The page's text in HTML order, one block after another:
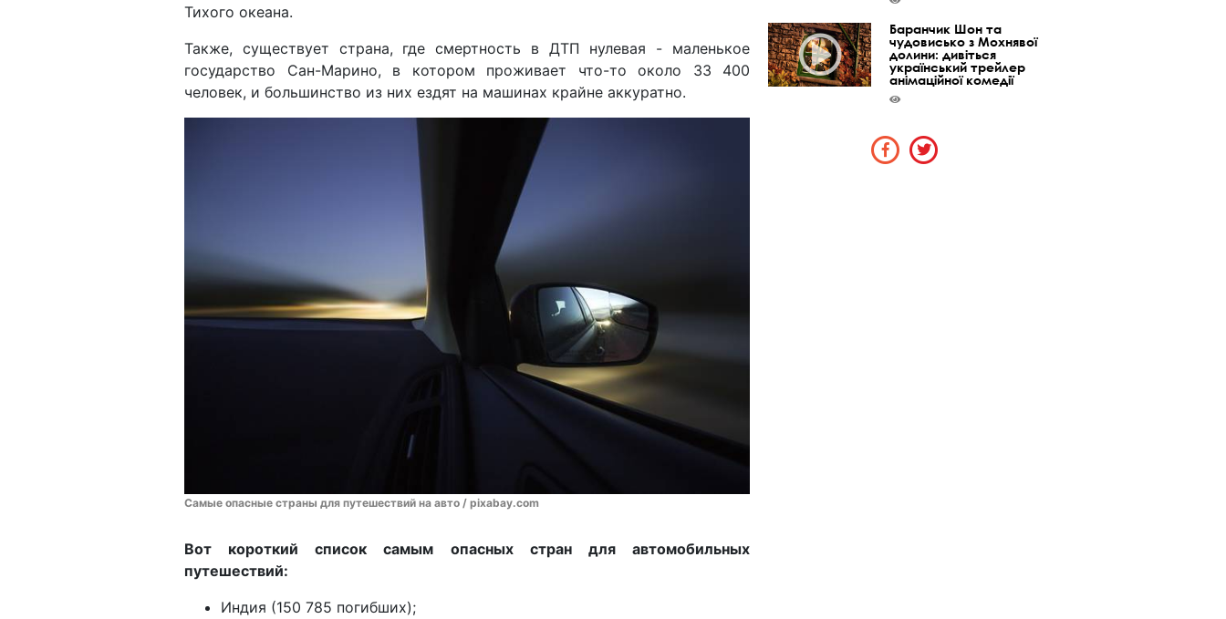
Тихого океана.
Также, существует страна, где смертность в ДТП нулевая - маленькое
государство Сан-Марино, в котором проживает что-то около 33 400
человек, и большинство из них ездят на машинах крайне аккуратно.
Самые опасные страны для путешествий на авто / pixabay.com
Вот короткий список самым опасных стран для автомобильных
путешествий:
Индия (150 785 погибших);
Баранчик Шон та
чудовисько з Мохнявої
долини: дивіться
український трейлер
анімаційної комедії